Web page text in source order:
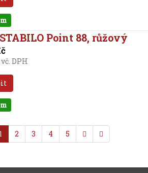
Point 88, růžový
DPH
1 2 3 4 5